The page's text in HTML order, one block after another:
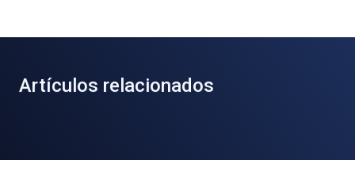
Artículos relacionados